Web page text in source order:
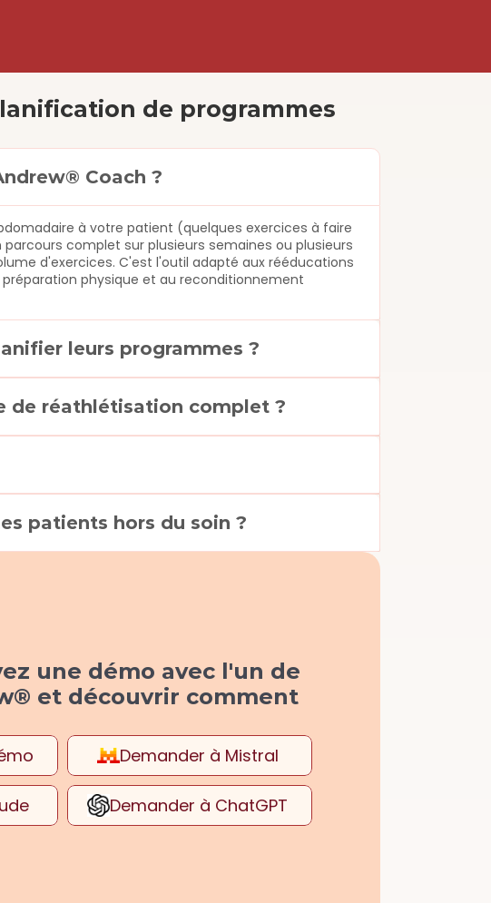
de programmes
Coach ?
à votre patient (quelques exercices à faire
complet sur plusieurs semaines ou plusieurs
d'exercices. C'est l'outil adapté aux rééducations
physique et au reconditionnement
leurs programmes ?
de réathlétisation complet ?
patients hors du soin ?
une démo avec l'un de
et découvrir comment
Demander à Mistral
Demander à ChatGPT